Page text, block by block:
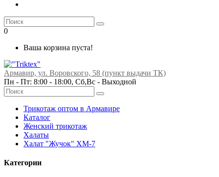
0
Ваша корзина пуста!
Армавир, ул. Воровского, 58 (пункт выдачи ТК)
Пн - Пт: 8:00 - 18:00, Сб,Вс - Выходной
Трикотаж оптом в Армавире
Каталог
Женский трикотаж
Халаты
Халат "Жучок" ХМ-7
Категории